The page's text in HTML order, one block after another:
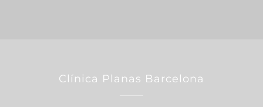
Clínica Planas Barcelona